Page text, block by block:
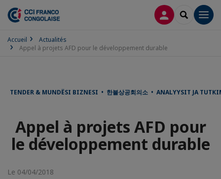
CONNEXION
Accueil
Actualités
Appel à projets AFD pour le développement durable
TENDER & MUNDËSI BIZNESI • 한불상공회의소 • ANALYYSIT JA
Appel à projets AFD pour
le développement durable
Le 04/04/2018